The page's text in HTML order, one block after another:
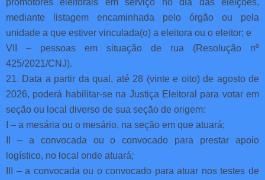
mediante listagem encaminhada pelo órgão ou pela
unidade a que estiver vinculada(o) a eleitora ou o eleitor; e
VII – pessoas em situação de rua (Resolução nº
425/2021/CNJ).
21. Data a partir da qual, até 28 (vinte e oito) de agosto de
2026, poderá habilitar-se na Justiça Eleitoral para votar em
seção ou local diverso de sua seção de origem:
I – a mesária ou o mesário, na seção em que atuará;
II – a convocada ou o convocado para prestar apoio
logístico, no local onde atuará;
III – a convocada ou o convocado para atuar nos testes de